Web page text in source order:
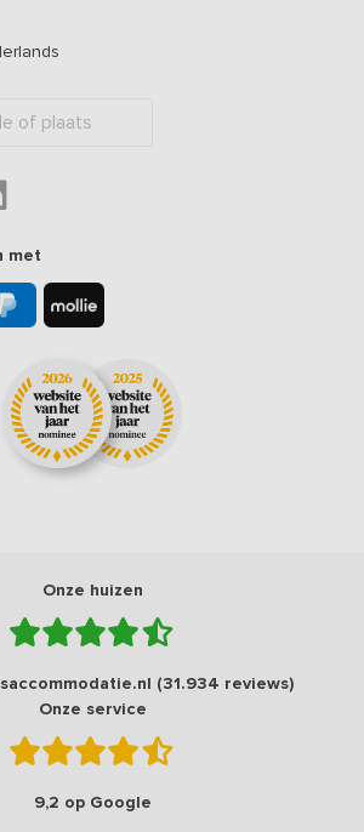
met
Onze huizen
(31.934 reviews)
Onze service
9,2 op Google